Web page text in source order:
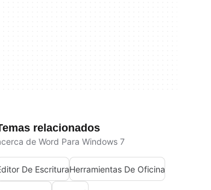
relacionados
de Word Para Windows 7
De EscrituraHerramientas De Oficina